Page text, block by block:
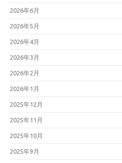
2026年6月
2026年5月
2026年4月
2026年3月
2026年2月
2026年1月
2025年12月
2025年11月
2025年10月
2025年9月